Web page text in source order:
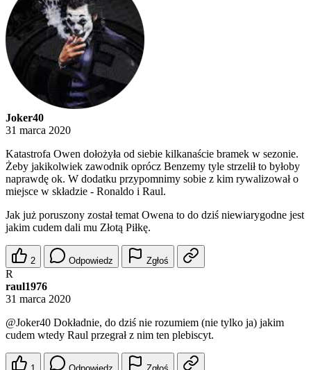
Joker40
31 marca 2020
Katastrofa Owen dołożyła od siebie kilkanaście bramek w sezonie.
Żeby jakikolwiek zawodnik oprócz Benzemy tyle strzelił to byłoby
naprawdę ok. W dodatku przypomnimy sobie z kim rywalizował o
miejsce w składzie - Ronaldo i Raul.
Jak już poruszony został temat Owena to do dziś niewiarygodne jest
jakim cudem dali mu Złotą Piłkę.
2 Odpowiedz Zgłoś
R
raul1976
31 marca 2020
@Joker40 Dokładnie, do dziś nie rozumiem (nie tylko ja) jakim
cudem wtedy Raul przegrał z nim ten plebiscyt.